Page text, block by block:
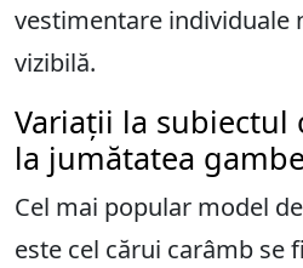
vestimentare individuale
vizibilă.
Variații la subiectul
la jumătatea
Cel mai popular model
este cel cărui carâmb se